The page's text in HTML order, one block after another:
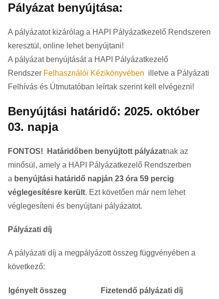
Pályázat benyújtása:
A pályázatot kizárólag a HAPI Pályázatkezelő Rendszeren
keresztül, online lehet benyújtani!
A pályázat benyújtását a HAPI Pályázatkezelő
Rendszer Felhasználói Kézikönyvében illetve a Pályázati
Felhívás és Útmutatóban leírtak szerint kell elvégezni!
Benyújtási határidő: 2025. október
03. napja
FONTOS! Határidőben benyújtott pályázatnak az
minősül, amely a HAPI Pályázatkezelő Rendszerben
a benyújtási határidő napján 23 óra 59 percig
véglegesítésre került. Ezt követően már nem lehet
véglegesíteni és benyújtani pályázatot.
Pályázati díj
A pályázati díj a megpályázott összeg függvényében a
következő:
Igényelt összeg Fizetendő pályázati díj